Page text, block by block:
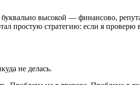
высокой — финансово,
простую стратегию: если я
не делась.